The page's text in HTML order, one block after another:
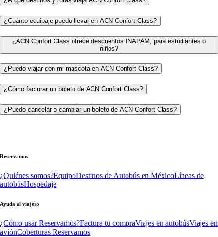
¿Cuánto equipaje puedo llevar en ACN Confort Class?
¿ACN Confort Class ofrece descuentos INAPAM, para estudiantes o
niños?
¿Puedo viajar con mi mascota en ACN Confort Class?
¿Cómo facturar un boleto de ACN Confort Class?
¿Puedo cancelar o cambiar un boleto de ACN Confort Class?
Reservamos
¿Quiénes somos?EquipoDestinos de Autobús en MéxicoLíneas de
autobúsHospedaje
Ayuda al viajero
¿Cómo usar Reservamos?Factura tu compraViajes en autobúsViajes en
aviónCoberturas Reservamos